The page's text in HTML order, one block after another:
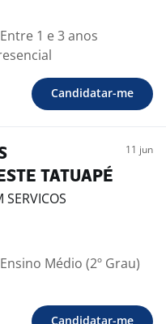
Entre 1 e 3 anos
Candidatar-me
TATUAPÉ
11 jun
SERVICOS
Ensino Médio (2º Grau)
Candidatar-me